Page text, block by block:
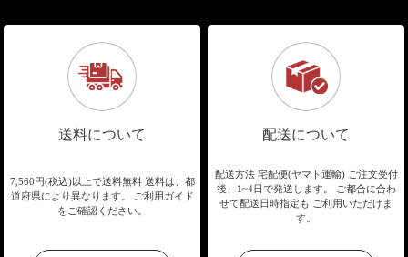
送料について
7,560円(税込)以上で送料無料送料は、都
道府県により異なります。
ご利用ガイド
をご確認ください。
配送について
配送方法 宅配便(ヤマト運輸) ご注文受付
後、1~4日で発送します。
ご都合に合わ
せて配送日時指定も ご利用いただけま
す。